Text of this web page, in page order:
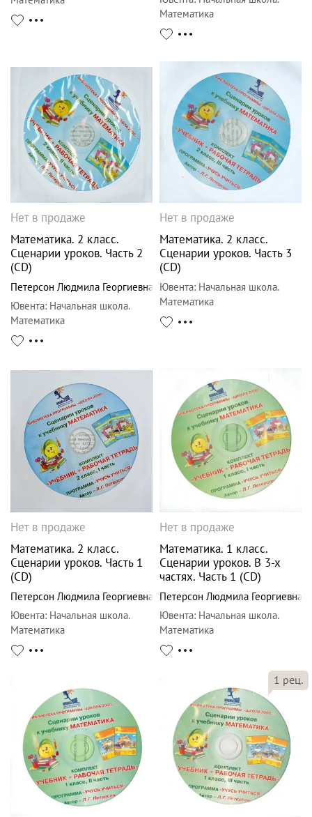
Математика
Нет в продаже
Математика. 2 класс.
Сценарии уроков. Часть 2
(CD)
Петерсон Людмила Георгиевна
Ювента: Начальная школа.
Математика
Нет в продаже
Математика. 2 класс.
Сценарии уроков. Часть 3
(CD)
Ювента: Начальная школа.
Математика
Нет в продаже
Математика. 2 класс.
Сценарии уроков. Часть 1
(CD)
Петерсон Людмила Георгиевна
Ювента: Начальная школа.
Математика
Нет в продаже
Математика. 1 класс.
Сценарии уроков. В 3-х
частях. Часть 1 (CD)
Петерсон Людмила Георгиевна
Ювента: Начальная школа.
Математика
1 рец.